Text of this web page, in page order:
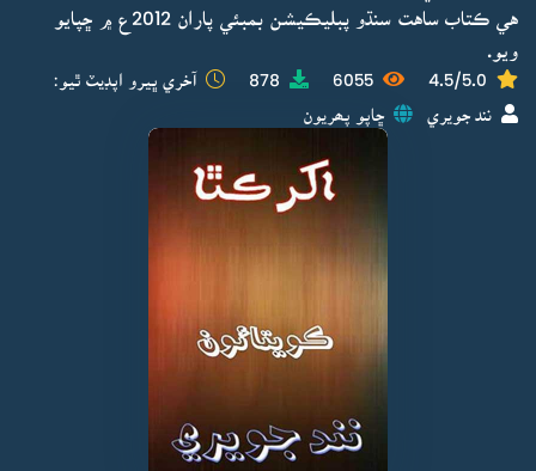
هي ڪتاب ساهت سنڌو پبليڪيشن بمبئي پاران 2012ع ۾ ڇپايو
4.5/5.0
6055
878 آخري ڀيرو اپڊيٽ ٿيو:
ڇاپو پھريون